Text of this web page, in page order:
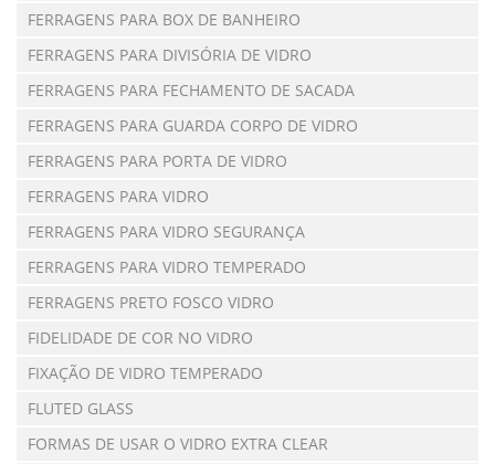
FERRAGENS PARA BOX DE BANHEIRO
FERRAGENS PARA DIVISÓRIA DE VIDRO
FERRAGENS PARA FECHAMENTO DE SACADA
FERRAGENS PARA GUARDA CORPO DE VIDRO
FERRAGENS PARA PORTA DE VIDRO
FERRAGENS PARA VIDRO
FERRAGENS PARA VIDRO SEGURANÇA
FERRAGENS PARA VIDRO TEMPERADO
FERRAGENS PRETO FOSCO VIDRO
FIDELIDADE DE COR NO VIDRO
FIXAÇÃO DE VIDRO TEMPERADO
FLUTED GLASS
FORMAS DE USAR O VIDRO EXTRA CLEAR